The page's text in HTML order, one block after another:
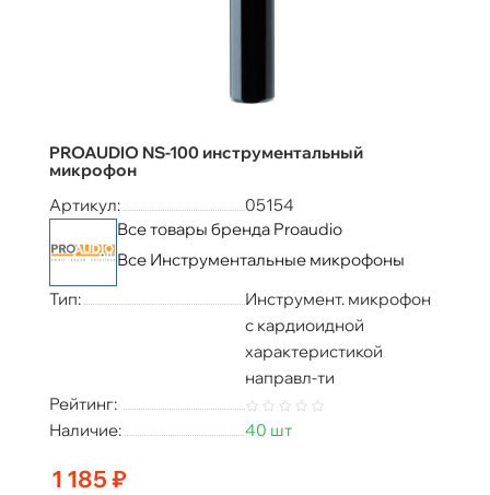
PROAUDIO NS-100 инструментальный
микрофон
Артикул:
05154
Все товары бренда Proaudio
Все Инструментальные микрофоны
Тип:
Инструмент. микрофон
с кардиоидной
характеристикой
направл-ти
Рейтинг:
Наличие:
40 шт
1 185 ₽